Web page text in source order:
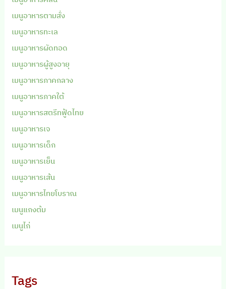
เมนูอาหารตามสั่ง
เมนูอาหารทะเล
เมนูอาหารผัดทอด
เมนูอาหารผู้สูงอายุ
เมนูอาหารภาคกลาง
เมนูอาหารภาคใต้
เมนูอาหารสตรีทฟู้ดไทย
เมนูอาหารเจ
เมนูอาหารเด็ก
เมนูอาหารเย็น
เมนูอาหารเส้น
เมนูอาหารไทยโบราณ
เมนูแกงต้ม
เมนูไก่
Tags